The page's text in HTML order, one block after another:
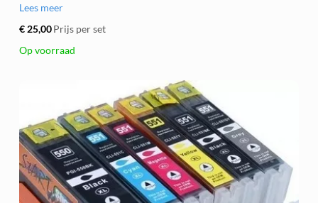
Lees meer
€ 25,00Prijs per set
Op voorraad